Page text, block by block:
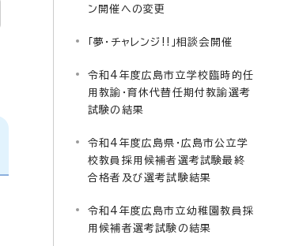
ン開催への変更
「夢・チャレンジ!!」相談会開催
令和4年度広島市立学校臨時的任
用教諭・育休代替任期付教諭選考
試験の結果
令和4年度広島県・広島市公立学
校教員採用候補者選考試験最終
合格者及び選考試験結果
令和4年度広島市立幼稚園教員採
用候補者選考試験の結果